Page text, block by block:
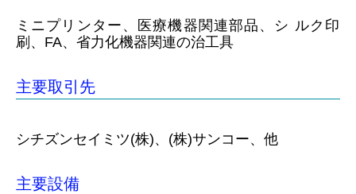
ミニプリンター、医療機器関連部品、シ ルク印
刷、FA、省力化機器関連の治工具
主要取引先
シチズンセイミツ(株)、(株)サンコー、他
主要設備